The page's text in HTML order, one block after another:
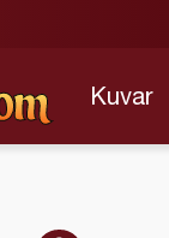
Kuvar